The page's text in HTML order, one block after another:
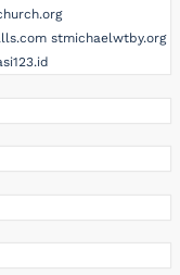
stmichaelwtby.org